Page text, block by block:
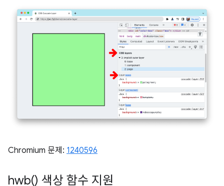
Chromium 문제: 1240596
hwb() 색상 함수 지원